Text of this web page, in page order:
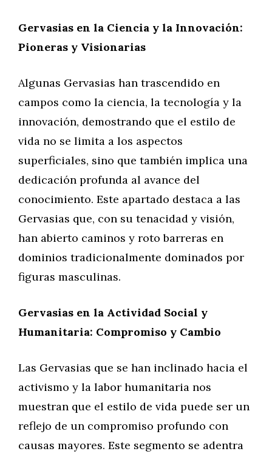
Gervasias en la Ciencia y la Innovación:
Pioneras y Visionarias
Algunas Gervasias han trascendido en
campos como la ciencia, la tecnología y la
innovación, demostrando que el estilo de
vida no se limita a los aspectos
superficiales, sino que también implica una
dedicación profunda al avance del
conocimiento. Este apartado destaca a las
Gervasias que, con su tenacidad y visión,
han abierto caminos y roto barreras en
dominios tradicionalmente dominados por
figuras masculinas.
Gervasias en la Actividad Social y
Humanitaria: Compromiso y Cambio
Las Gervasias que se han inclinado hacia el
activismo y la labor humanitaria nos
muestran que el estilo de vida puede ser un
reflejo de un compromiso profundo con
causas mayores. Este segmento se adentra